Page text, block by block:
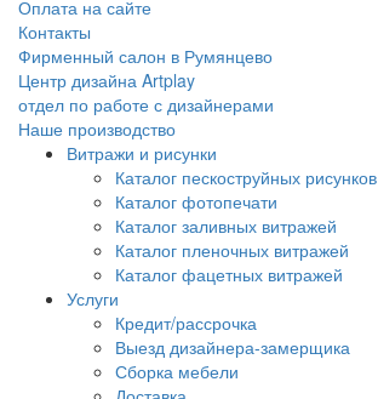
Оплата на сайте
Контакты
Фирменный салон в Румянцево
Центр дизайна Artplay
отдел по работе с дизайнерами
Наше производство
Витражи и рисунки
Каталог пескоструйных рисунков
Каталог фотопечати
Каталог заливных витражей
Каталог пленочных витражей
Каталог фацетных витражей
Услуги
Кредит/рассрочка
Выезд дизайнера-замерщика
Сборка мебели